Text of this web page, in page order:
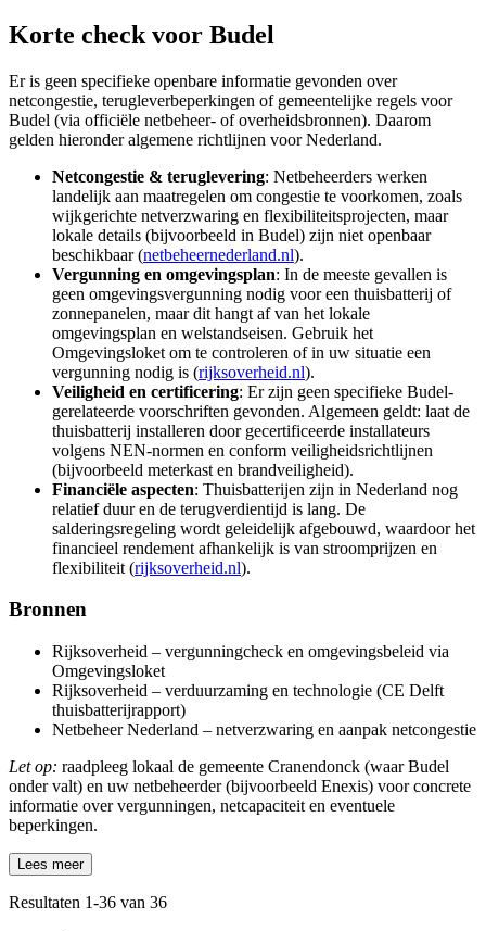
Korte check voor Budel
Er is geen specifieke openbare informatie gevonden over
netcongestie, terugleverbeperkingen of gemeentelijke regels voor
Budel (via officiële netbeheer- of overheidsbronnen). Daarom
gelden hieronder algemene richtlijnen voor Nederland.
Netcongestie & teruglevering: Netbeheerders werken
landelijk aan maatregelen om congestie te voorkomen, zoals
wijkgerichte netverzwaring en flexibiliteitsprojecten, maar
lokale details (bijvoorbeeld in Budel) zijn niet openbaar
beschikbaar (netbeheernederland.nl).
Vergunning en omgevingsplan: In de meeste gevallen is
geen omgevingsvergunning nodig voor een thuisbatterij of
zonnepanelen, maar dit hangt af van het lokale
omgevingsplan en welstandseisen. Gebruik het
Omgevingsloket om te controleren of in uw situatie een
vergunning nodig is (rijksoverheid.nl).
Veiligheid en certificering: Er zijn geen specifieke Budel-
gerelateerde voorschriften gevonden. Algemeen geldt: laat de
thuisbatterij installeren door gecertificeerde installateurs
volgens NEN-normen en conform veiligheidsrichtlijnen
(bijvoorbeeld meterkast en brandveiligheid).
Financiële aspecten: Thuisbatterijen zijn in Nederland nog
relatief duur en de terugverdientijd is lang. De
salderingsregeling wordt geleidelijk afgebouwd, waardoor het
financieel rendement afhankelijk is van stroomprijzen en
flexibiliteit (rijksoverheid.nl).
Bronnen
Rijksoverheid – vergunningcheck en omgevingsbeleid via
Omgevingsloket
Rijksoverheid – verduurzaming en technologie (CE Delft
thuisbatterijrapport)
Netbeheer Nederland – netverzwaring en aanpak netcongestie
Let op: raadpleeg lokaal de gemeente Cranendonck (waar Budel
onder valt) en uw netbeheerder (bijvoorbeeld Enexis) voor concrete
informatie over vergunningen, netcapaciteit en eventuele
beperkingen.
Lees meer
Resultaten 1-36 van 36